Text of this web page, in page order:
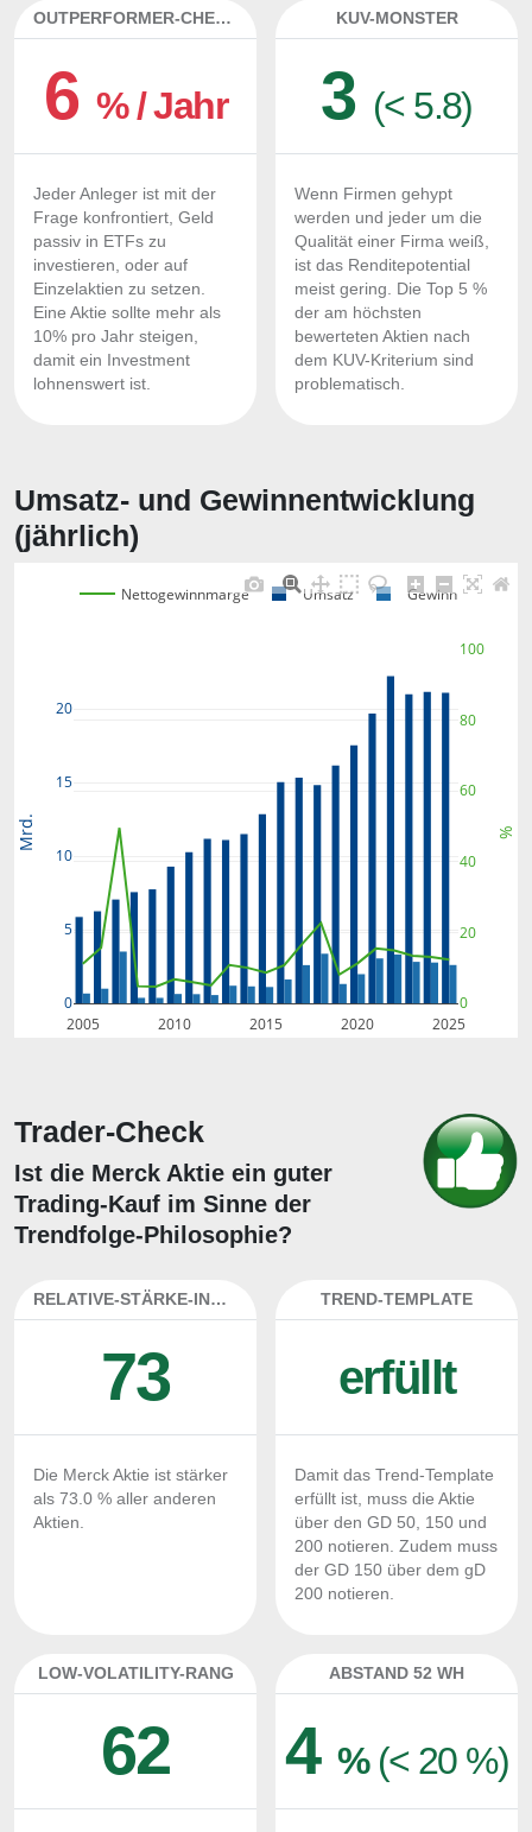
OUTPERFORMER-CHECK
6 % / Jahr
Jeder Anleger ist mit der
Frage konfrontiert, Geld
passiv in ETFs zu
investieren, oder auf
Einzelaktien zu setzen.
Eine Aktie sollte mehr als
10% pro Jahr steigen,
damit ein Investment
lohnenswert ist.
KUV-MONSTER
3 (< 5.8)
Wenn Firmen gehypt
werden und jeder um die
Qualität einer Firma weiß,
ist das Renditepotential
meist gering. Die Top 5 %
der am höchsten
bewerteten Aktien nach
dem KUV-Kriterium sind
problematisch.
Umsatz- und Gewinnentwicklung
(jährlich)
2005 2010 2015 2020 2025
0
5
10
15
20
0
20
40
60
80
100
Nettogewinnmarge Umsatz Gewinn
Mrd. %
Trader-Check
Ist die Merck Aktie ein guter
Trading-Kauf im Sinne der
Trendfolge-Philosophie?
RELATIVE-STÄRKE-INDEX
73
Die Merck Aktie ist stärker
als 73.0 % aller anderen
Aktien.
TREND-TEMPLATE
erfüllt
Damit das Trend-Template
erfüllt ist, muss die Aktie
über den GD 50, 150 und
200 notieren. Zudem muss
der GD 150 über dem gD
200 notieren.
LOW-VOLATILITY-RANG
62
ABSTAND 52 WH
4 % (< 20 %)